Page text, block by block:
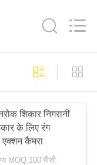
शिकार निगरानी
के लिए रंग
कैमरा
MOQ:100 पीसी